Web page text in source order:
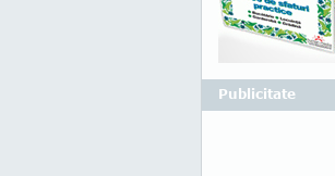
Publicitate